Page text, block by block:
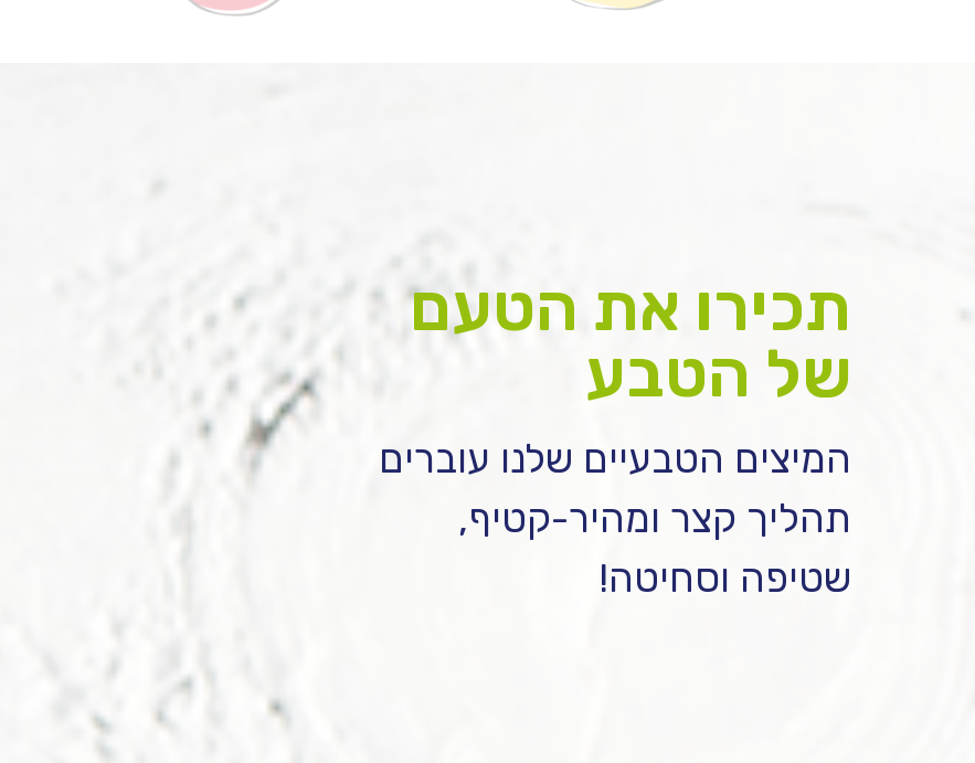
תכירו את הטעם
של הטבע
המיצים הטבעיים שלנו עוברים
תהליך קצר ומהיר-קטיף,
שטיפה וסחיטה!